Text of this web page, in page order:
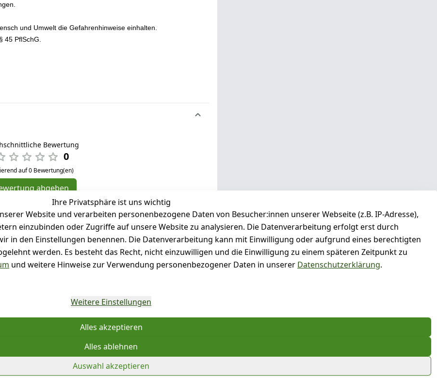
und Umwelt die Gefahrenhinweise einhalten.
45 PflSchG.
Bewertung
0
auf 0 Bewertung(en)
abgeben
( 0 )
( 0 )
( 0 )
( 0 )
für Details
Ihre Privatsphäre ist uns wichtig
Website und verarbeiten personenbezogene Daten von Besucher:innen unserer Webseite (z.B. IP-Adresse),
einzubinden oder Zugriffe auf unsere Website zu analysieren. Die Datenverarbeitung erfolgt erst durch
in den Einstellungen benennen. Die Datenverarbeitung kann mit Einwilligung oder aufgrund eines berechtigten
werden. Es besteht das Recht, nicht einzuwilligen und die Einwilligung zu einem späteren Zeitpunkt zu
und weitere Hinweise zur Verwendung personenbezogener Daten in unserer Datenschutzerklärung.
Weitere Einstellungen
Alles akzeptieren
Alles ablehnen
Auswahl akzeptieren